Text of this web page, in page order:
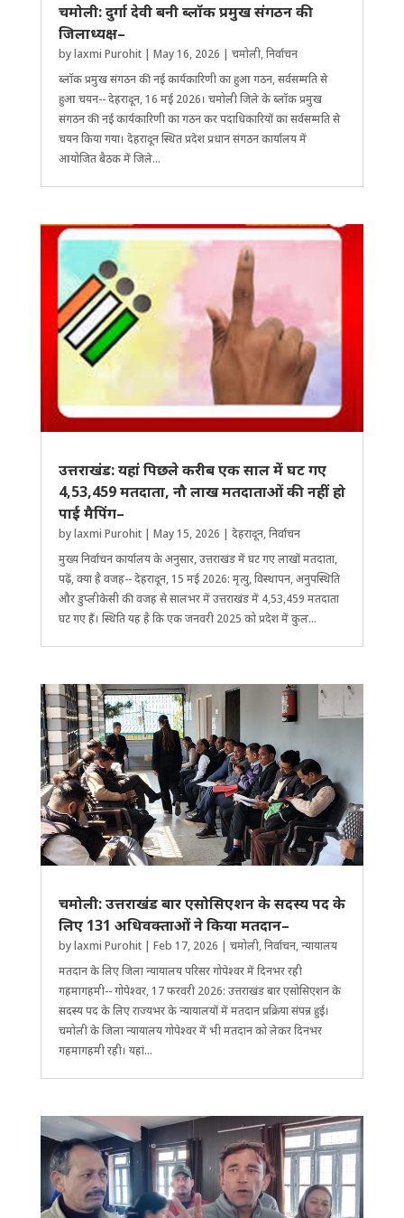
चमोली: दुर्गा देवी बनी ब्लॉक प्रमुख संगठन की
जिलाध्यक्ष–
bylaxmi Purohit| May 16, 2026 | चमोली,निर्वाचन
ब्लॉक प्रमुख संगठन की नई कार्यकारिणी का हुआ गठन, सर्वसम्मति से
हुआ चयन-- देहरादून, 16 मई 2026। चमोली जिले के ब्लॉक प्रमुख
संगठन की नई कार्यकारिणी का गठन कर पदाधिकारियों का सर्वसम्मति से
चयन किया गया। देहरादून स्थित प्रदेश प्रधान संगठन कार्यालय में
आयोजित बैठक में जिले...
उत्तराखंड: यहां पिछले करीब एक साल में घट गए
4,53,459 मतदाता, नौ लाख मतदाताओं की नहीं हो
पाई मैपिंग–
bylaxmi Purohit| May 15, 2026 | देहरादून,निर्वाचन
मुख्य निर्वाचन कार्यालय के अनुसार, उत्तराखंड में घट गए लाखों मतदाता,
पढ़ें, क्या है वजह-- देहरादून, 15 मई 2026: मृत्यु, विस्थापन, अनुप​स्थिति
और डुप्लीकेसी की वजह से सालभर में उत्तराखंड में 4,53,459 मतदाता
घट गए हैं। ​स्थिति यह है कि एक जनवरी 2025 को प्रदेश में कुल...
चमोली: उत्तराखंड बार एसोसिएशन के सदस्य पद के
लिए 131 अ​​धिवक्ताओं ने किया मतदान–
bylaxmi Purohit| Feb 17, 2026 | चमोली,निर्वाचन,न्यायालय
मतदान के लिए जिला न्यायालय परिसर गोपेश्वर में दिनभर रही
गहमागहमी-- गोपेश्वर, 17 फरवरी 2026: उत्तराखंड बार एसोसिएशन के
सदस्य पद के लिए राज्यभर के न्यायालयों में मतदान प्रक्रिया संपन्न हुई।
चमोली के जिला न्यायालय गोपेश्वर में भी मतदान को लेकर दिनभर
गहमागहमी रही। यहांं...